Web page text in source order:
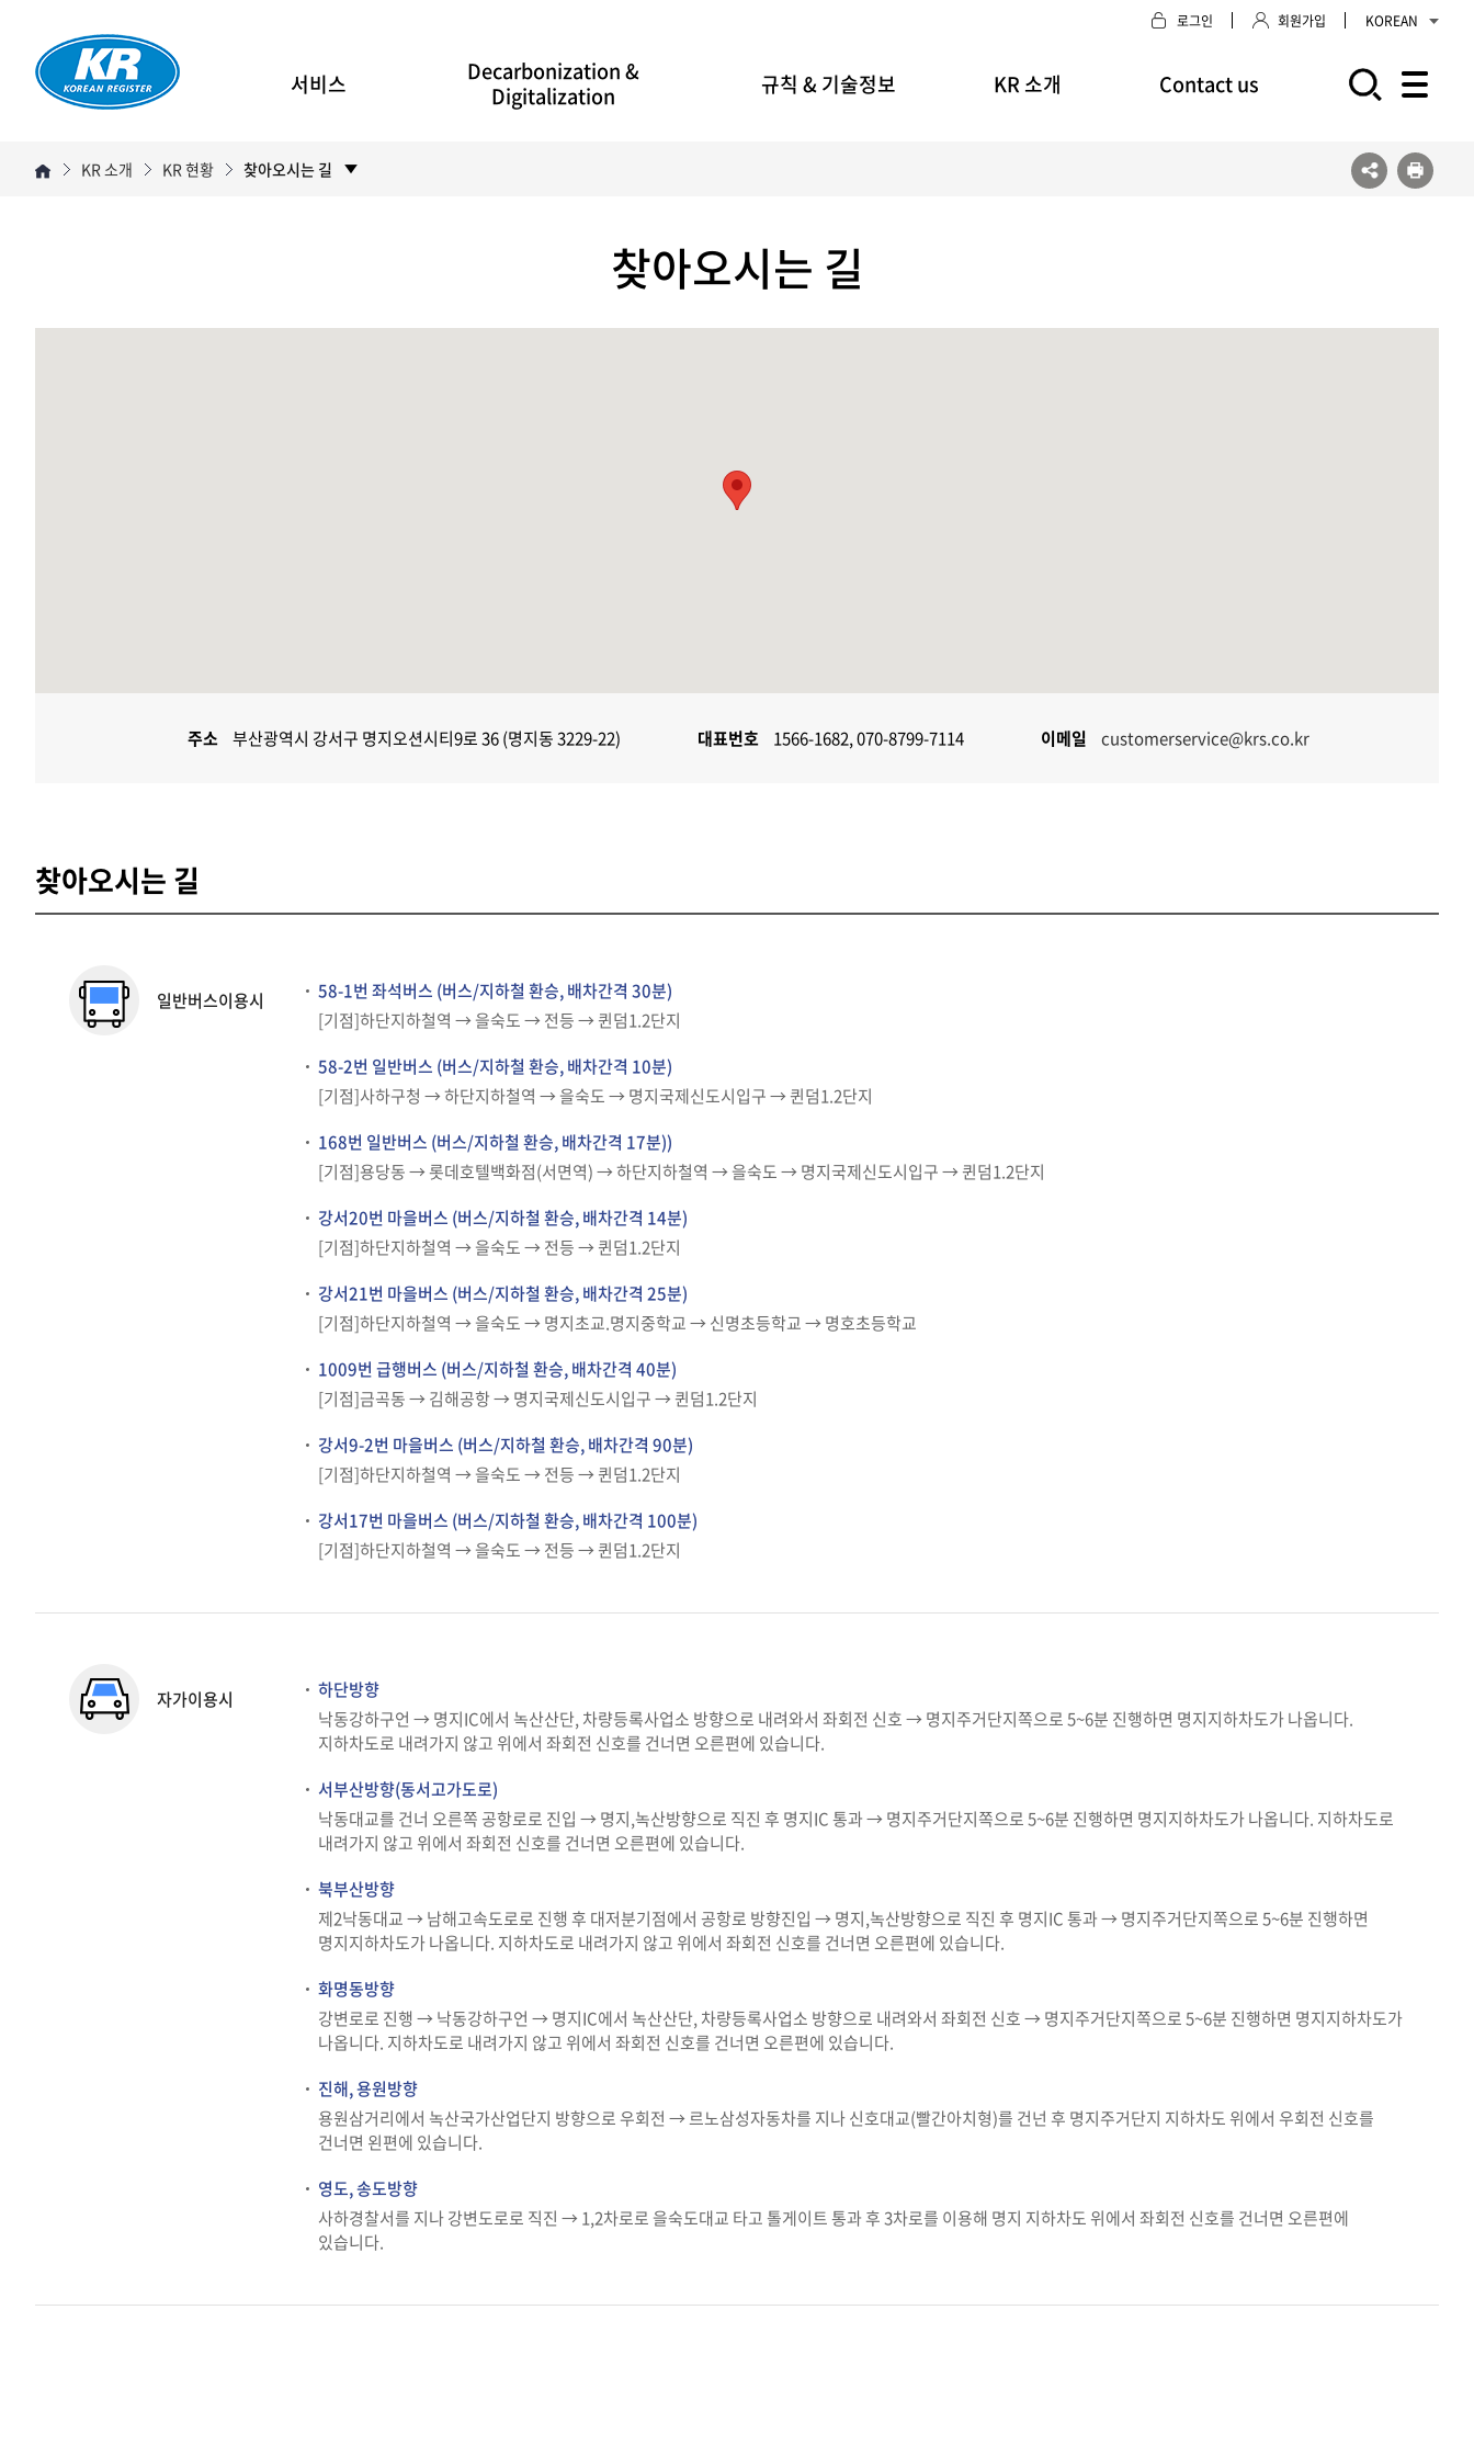
로그인 회원가입 KOREAN
서비스
Decarbonization &
Digitalization
규칙 & 기술정보 KR 소개 Contact us
KR 소개 KR 현황 찾아오시는 길
찾아오시는 길
주소 부산광역시 강서구 명지오션시티9로 36 (명지동 3229-22) 대표번호 1566-1682, 070-8799-7114 이메일 customerservice@krs.co.kr
찾아오시는 길
일반버스이용시
58-1번 좌석버스 (버스/지하철 환승, 배차간격 30분)
[기점]하단지하철역 → 을숙도 → 전등 → 퀸덤1.2단지
58-2번 일반버스 (버스/지하철 환승, 배차간격 10분)
[기점]사하구청 → 하단지하철역 → 을숙도 → 명지국제신도시입구 → 퀸덤1.2단지
168번 일반버스 (버스/지하철 환승, 배차간격 17분))
[기점]용당동 → 롯데호텔백화점(서면역) → 하단지하철역 → 을숙도 → 명지국제신도시입구 → 퀸덤1.2단지
강서20번 마을버스 (버스/지하철 환승, 배차간격 14분)
[기점]하단지하철역 → 을숙도 → 전등 → 퀸덤1.2단지
강서21번 마을버스 (버스/지하철 환승, 배차간격 25분)
[기점]하단지하철역 → 을숙도 → 명지초교.명지중학교 → 신명초등학교 → 명호초등학교
1009번 급행버스 (버스/지하철 환승, 배차간격 40분)
[기점]금곡동 → 김해공항 → 명지국제신도시입구 → 퀸덤1.2단지
강서9-2번 마을버스 (버스/지하철 환승, 배차간격 90분)
[기점]하단지하철역 → 을숙도 → 전등 → 퀸덤1.2단지
강서17번 마을버스 (버스/지하철 환승, 배차간격 100분)
[기점]하단지하철역 → 을숙도 → 전등 → 퀸덤1.2단지
자가이용시
하단방향
낙동강하구언 → 명지IC에서 녹산산단, 차량등록사업소 방향으로 내려와서 좌회전 신호 → 명지주거단지쪽으로 5~6분 진행하면 명지지하차도가 나옵니다.
지하차도로 내려가지 않고 위에서 좌회전 신호를 건너면 오른편에 있습니다.
서부산방향(동서고가도로)
낙동대교를 건너 오른쪽 공항로로 진입 → 명지,녹산방향으로 직진 후 명지IC 통과 → 명지주거단지쪽으로 5~6분 진행하면 명지지하차도가 나옵니다. 지하차도로
내려가지 않고 위에서 좌회전 신호를 건너면 오른편에 있습니다.
북부산방향
제2낙동대교 → 남해고속도로로 진행 후 대저분기점에서 공항로 방향진입 → 명지,녹산방향으로 직진 후 명지IC 통과 → 명지주거단지쪽으로 5~6분 진행하면
명지지하차도가 나옵니다. 지하차도로 내려가지 않고 위에서 좌회전 신호를 건너면 오른편에 있습니다.
화명동방향
강변로로 진행 → 낙동강하구언 → 명지IC에서 녹산산단, 차량등록사업소 방향으로 내려와서 좌회전 신호 → 명지주거단지쪽으로 5~6분 진행하면 명지지하차도가
나옵니다. 지하차도로 내려가지 않고 위에서 좌회전 신호를 건너면 오른편에 있습니다.
진해, 용원방향
용원삼거리에서 녹산국가산업단지 방향으로 우회전 → 르노삼성자동차를 지나 신호대교(빨간아치형)를 건넌 후 명지주거단지 지하차도 위에서 우회전 신호를
건너면 왼편에 있습니다.
영도, 송도방향
사하경찰서를 지나 강변도로로 직진 → 1,2차로로 을숙도대교 타고 톨게이트 통과 후 3차로를 이용해 명지 지하차도 위에서 좌회전 신호를 건너면 오른편에
있습니다.